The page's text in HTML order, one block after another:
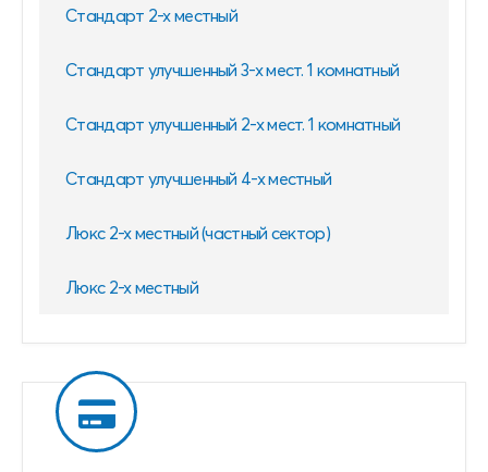
Стандарт 2-х местный
Стандарт улучшенный 3-х мест. 1 комнатный
Стандарт улучшенный 2-х мест. 1 комнатный
Стандарт улучшенный 4-х местный
Люкс 2-х местный (частный сектор)
Люкс 2-х местный